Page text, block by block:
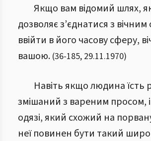
Якщо вам відомий шлях,
дозволяє з’єднатися з вічним
ввійти в його часову сферу,
вашою. (36-185, 29.11.1970)
Навіть якщо людина їсть
змішаний з вареним просом,
одязі, який схожий на
неї повинен бути такий